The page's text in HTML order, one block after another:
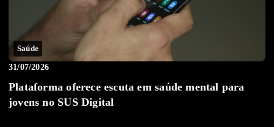
Saúde
31/07/2026
Plataforma oferece escuta em saúde mental para
jovens no SUS Digital